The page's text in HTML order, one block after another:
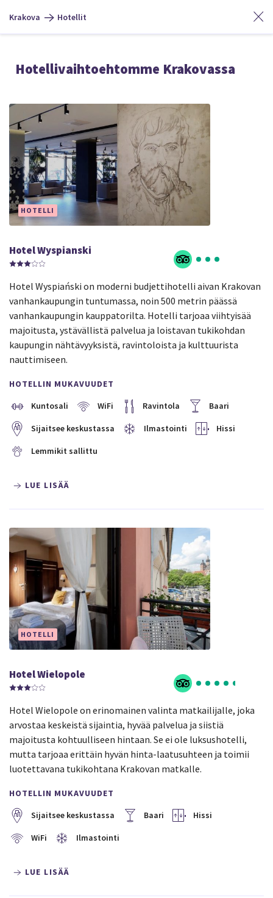
Krakova Hotellit
Hotellivaihtoehtomme Krakovassa
HOTELLI
Hotel Wyspianski
Hotel Wyspiański on moderni budjettihotelli aivan Krakovan
vanhankaupungin tuntumassa, noin 500 metrin päässä
vanhankaupungin kauppatorilta. Hotelli tarjoaa viihtyisää
majoitusta, ystävällistä palvelua ja loistavan tukikohdan
kaupungin nähtävyyksistä, ravintoloista ja kulttuurista
nauttimiseen.
HOTELLIN MUKAVUUDET
Kuntosali
WiFi Ravintola Baari
Sijaitsee keskustassa Ilmastointi Hissi
Lemmikit sallittu
LUE LISÄÄ
HOTELLI
Hotel Wielopole
Hotel Wielopole on erinomainen valinta matkailijalle, joka
arvostaa keskeistä sijaintia, hyvää palvelua ja siistiä
majoitusta kohtuulliseen hintaan. Se ei ole luksushotelli,
mutta tarjoaa erittäin hyvän hinta-laatusuhteen ja toimii
luotettavana tukikohtana Krakovan matkalle.
HOTELLIN MUKAVUUDET
Sijaitsee keskustassa
Baari Hissi
WiFi Ilmastointi
LUE LISÄÄ